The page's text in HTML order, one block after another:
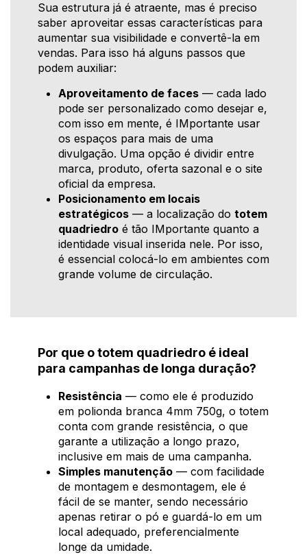
Sua estrutura já é atraente, mas é preciso
saber aproveitar essas características para
aumentar sua visibilidade e convertê-la em
vendas. Para isso há alguns passos que
podem auxiliar:
Aproveitamento de faces — cada lado
pode ser personalizado como desejar e,
com isso em mente, é IMportante usar
os espaços para mais de uma
divulgação. Uma opção é dividir entre
marca, produto, oferta sazonal e o site
oficial da empresa.
Posicionamento em locais
estratégicos — a localização do totem
quadriedro é tão IMportante quanto a
identidade visual inserida nele. Por isso,
é essencial colocá-lo em ambientes com
grande volume de circulação.
Por que o totem quadriedro é ideal
para campanhas de longa duração?
Resistência — como ele é produzido
em polionda branca 4mm 750g, o totem
conta com grande resistência, o que
garante a utilização a longo prazo,
inclusive em mais de uma campanha.
Simples manutenção — com facilidade
de montagem e desmontagem, ele é
fácil de se manter, sendo necessário
apenas retirar o pó e guardá-lo em um
local adequado, preferencialmente
longe da umidade.